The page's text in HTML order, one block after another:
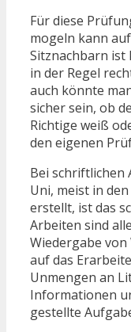
Für diese
mogeln kann
Sitznachbarn ist
in der Regel
auch könnte
sicher sein, ob
Richtige weiß
den eigenen
Bei schriftlichen
Uni, meist in
erstellt, ist das
Arbeiten sind
Wiedergabe
auf das
Unmengen an
Informationen
gestellte